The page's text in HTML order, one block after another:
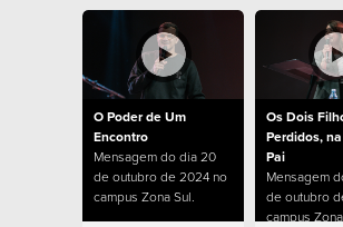
O Poder de Um
Encontro
Mensagem do dia 20
de outubro de 2024 no
campus Zona Sul.
Os Dois
Perdidos,
Pai
Mensagem
de outubro
campus